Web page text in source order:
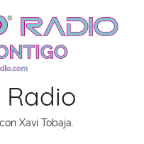
Radio
Xavi Tobaja.